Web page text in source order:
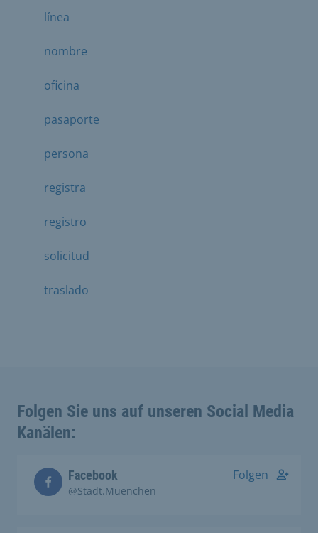
línea
nombre
oficina
pasaporte
persona
registra
registro
solicitud
traslado
Folgen Sie uns auf unseren Social Media
Kanälen:
Facebook
@Stadt.Muenchen
Folgen